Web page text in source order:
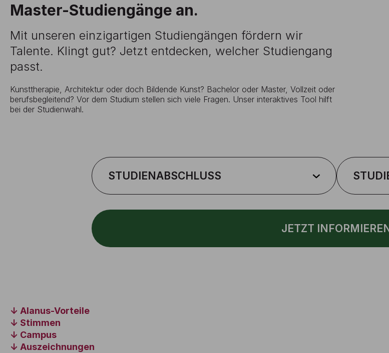
Master-Studiengänge an.
Mit unseren einzigartigen Studiengängen fördern wir
Talente. Klingt gut? Jetzt entdecken, welcher Studiengang
passt.
Kunsttherapie, Architektur oder doch Bildende Kunst? Bachelor oder Master, Vollzeit oder
berufsbegleitend? Vor dem Studium stellen sich viele Fragen. Unser interaktives Tool hilft
bei der Studienwahl.
STUDIENABSCHLUSS
JETZT
Alanus-Vorteile
Stimmen
Campus
Auszeichnungen